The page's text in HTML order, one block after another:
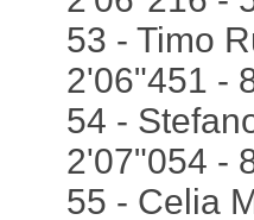
53 - Timo
2'06"451 -
54 -
2'07"054 -
55 - Celia